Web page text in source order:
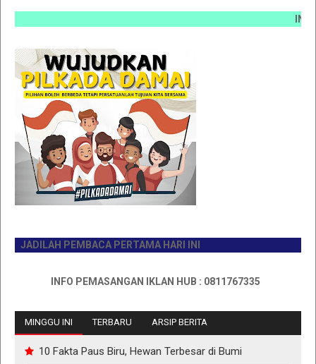
INFO
PEMBACA PERTAMA HARI INI
INFO PEMASANGAN IKLAN HUB : 0811767335
MINGGU INI TERBARU ARSIP BERITA
10 Fakta Paus Biru, Hewan Terbesar di Bumi